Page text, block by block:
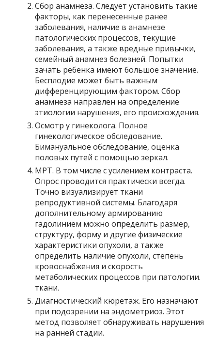
Сбор анамнеза. Следует установить такие
факторы, как перенесенные ранее
заболевания, наличие в анамнезе
патологических процессов, текущие
заболевания, а также вредные привычки,
семейный анамнез болезней. Попытки
зачать ребенка имеют большое значение.
Бесплодие может быть важным
дифференцирующим фактором. Сбор
анамнеза направлен на определение
этиологии нарушения, его происхождения.
Осмотр у гинеколога. Полное
гинекологическое обследование.
Бимануальное обследование, оценка
половых путей с помощью зеркал.
МРТ. В том числе с усилением контраста.
Опрос проводится практически всегда.
Точно визуализирует ткани
репродуктивной системы. Благодаря
дополнительному армированию
гадолинием можно определить размер,
структуру, форму и другие физические
характеристики опухоли, а также
определить наличие опухоли, степень
кровоснабжения и скорость
метаболических процессов при патологии.
ткани.
Диагностический кюретаж. Его назначают
при подозрении на эндометриоз. Этот
метод позволяет обнаруживать нарушения
на ранней стадии.